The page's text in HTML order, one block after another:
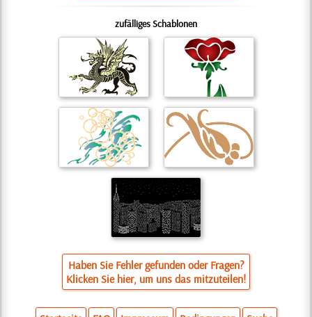
zufälliges Schablonen
Haben Sie Fehler gefunden oder Fragen?
Klicken Sie hier, um uns das mitzuteilen!